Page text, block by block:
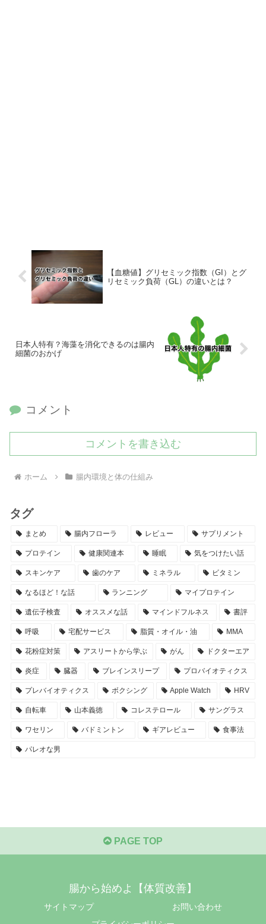
【血糖値】グリセミック指数（GI）とグ
リセミック負荷（GL）の違いとは？
日本人特有？海藻を消化できるのは腸内
細菌のおかげ
コメント
コメントを書き込む
ホーム 腸内環境と体の仕組み
タグ
まとめ 腸内フローラ レビュー サプリメント
プロテイン 健康関連本 睡眠 気をつけたい話
スキンケア 歯のケア ミネラル ビタミン
なるほど！な話 ランニング マイプロテイン
遺伝子検査 オススメな話 マインドフルネス 書評
呼吸 宅配サービス 脂質・オイル・油 MMA
花粉症対策 アスリートから学ぶ がん ドクターエア
炎症 臓器 ブレインスリープ プロバイオティクス
プレバイオティクス ボクシング Apple Watch HRV
自転車 山本義徳 コレステロール サングラス
ワセリン バドミントン ギアレビュー 食事法
パレオな男
PAGE TOP
腸から始めよ【体質改善】
サイトマップ
お問い合わせ